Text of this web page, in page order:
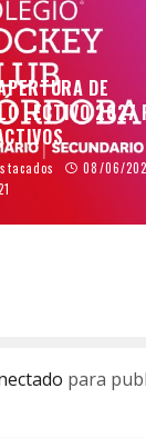
DE
LECTIVO 2027
08/06/
para